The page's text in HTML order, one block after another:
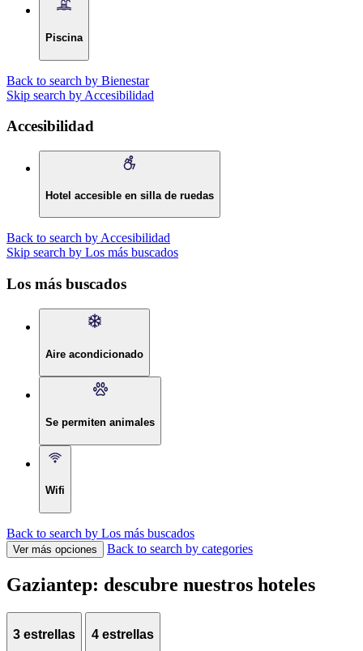
Piscina
Back to search by Bienestar
Skip search by Accesibilidad
Accesibilidad
Hotel accesible en silla de ruedas
Back to search by Accesibilidad
Skip search by Los más buscados
Los más buscados
Aire acondicionado
Se permiten animales
Wifi
Back to search by Los más buscados
Ver más opciones Back to search by categories
Gaziantep: descubre nuestros hoteles
3 estrellas 4 estrellas